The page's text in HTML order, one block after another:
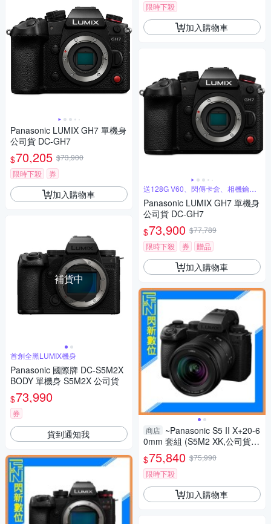
Panasonic LUMIX GH7 單機身
公司貨 DC-GH7
$70,205 $73,900
限時下殺
券
加入購物車
補貨中
首創全黑LUMIX機身
Panasonic 國際牌 DC-S5M2X
BODY 單機身 S5M2X 公司貨
$73,990
券
貨到通知我
限時下殺
加入購物車
送128G V60、閃傳卡盒、相機鑰匙
圈
Panasonic LUMIX GH7 單機身
公司貨 DC-GH7
$73,900 $77,789
限時下殺
券 贈品
加入購物車
商店 ~Panasonic S5 II X+20-6
0mm 套組 (S5M2 XK,公司貨)
S5IIXK
$75,840 $75,990
限時下殺
加入購物車